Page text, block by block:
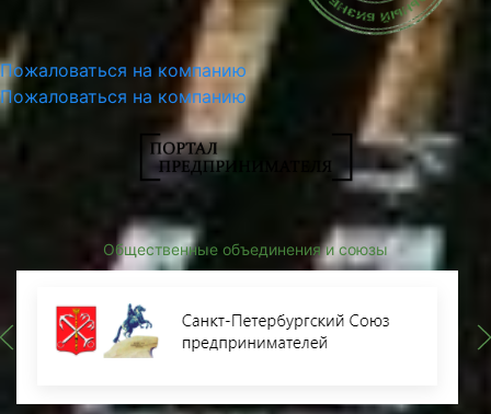
Пожаловаться на компанию
Пожаловаться на компанию
Общественные объединения и союзы